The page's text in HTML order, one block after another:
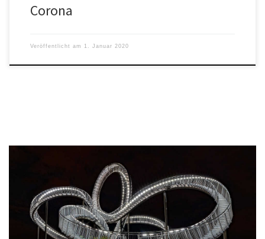
Corona
Veröffentlicht am 1. Januar 2020